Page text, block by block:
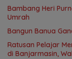
Bambang Heri
Umrah
Bangun Banua
Ratusan Pelajar
di Banjarmasin,